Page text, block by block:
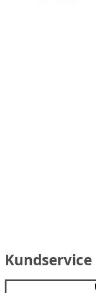
Kundservice